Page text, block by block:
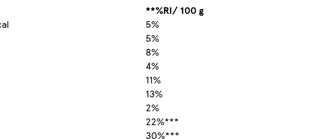
**%RI/ 100 g
5%
5%
8%
4%
11%
13%
2%
22%***
30%***